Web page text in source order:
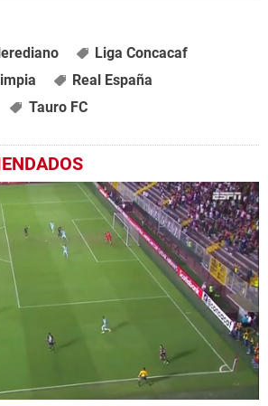
Liga Concacaf
Real España
Tauro FC